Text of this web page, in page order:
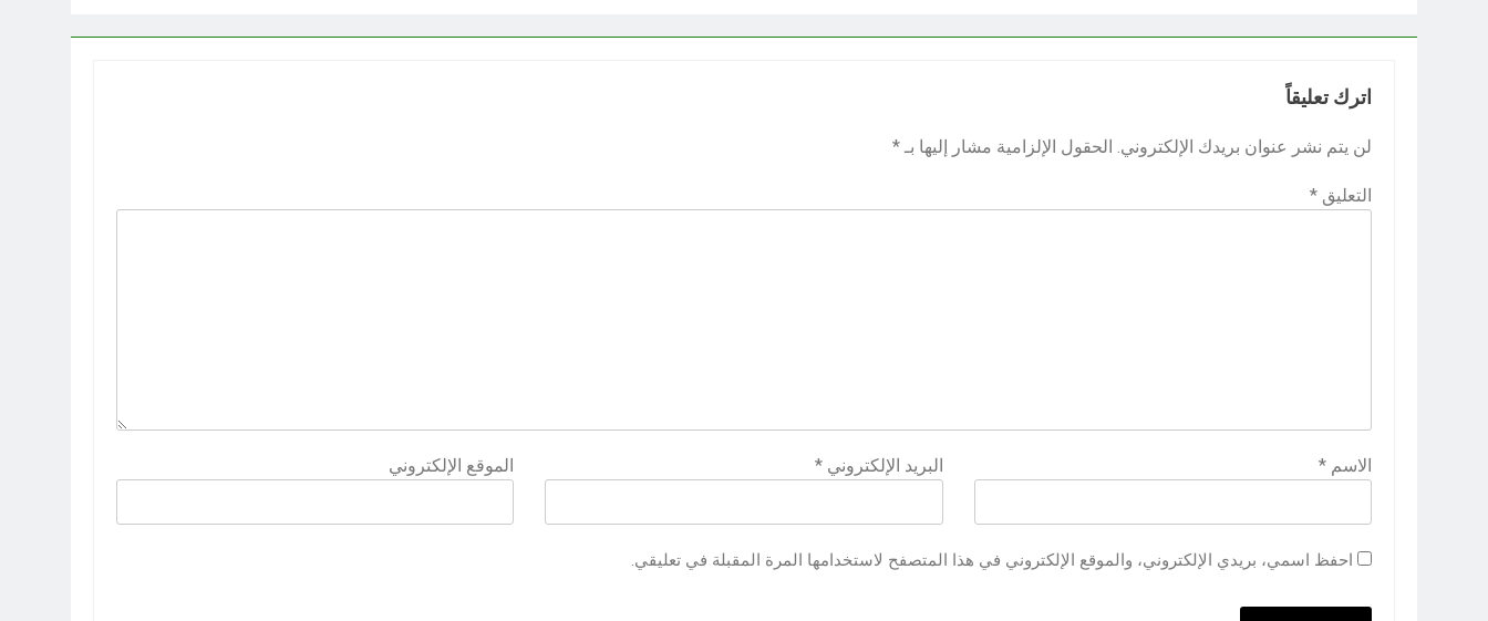
اترك تعليقاً
لن يتم نشر عنوان بريدك الإلكتروني. الحقول الإلزامية مشار إليها بـ *
التعليق *
الاسم * البريد الإلكتروني* الموقع الإلكتروني
احفظ اسمي، بريدي الإلكتروني، والموقع الإلكتروني في هذا المتصفح لاستخدامها المرة المقبلة في تعليقي.